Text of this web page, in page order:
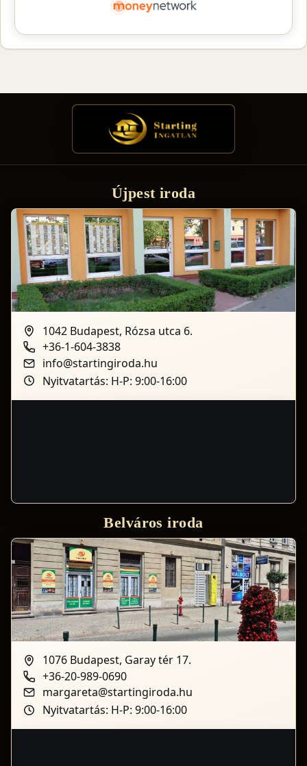
Újpest iroda
1042 Budapest, Rózsa utca 6.
+36-1-604-3838
info@startingiroda.hu
Nyitvatartás: H-P: 9:00-16:00
Belváros iroda
1076 Budapest, Garay tér 17.
+36-20-989-0690
margareta@startingiroda.hu
Nyitvatartás: H-P: 9:00-16:00